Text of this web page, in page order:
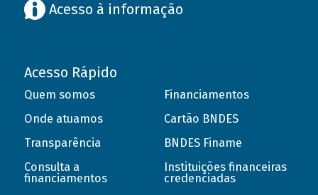
Acesso à informação
Acesso Rápido
Quem somos
Onde atuamos
Transparência
Consulta a
financiamentos
Financiamentos
Cartão BNDES
BNDES Finame
Instituições financeiras
credenciadas